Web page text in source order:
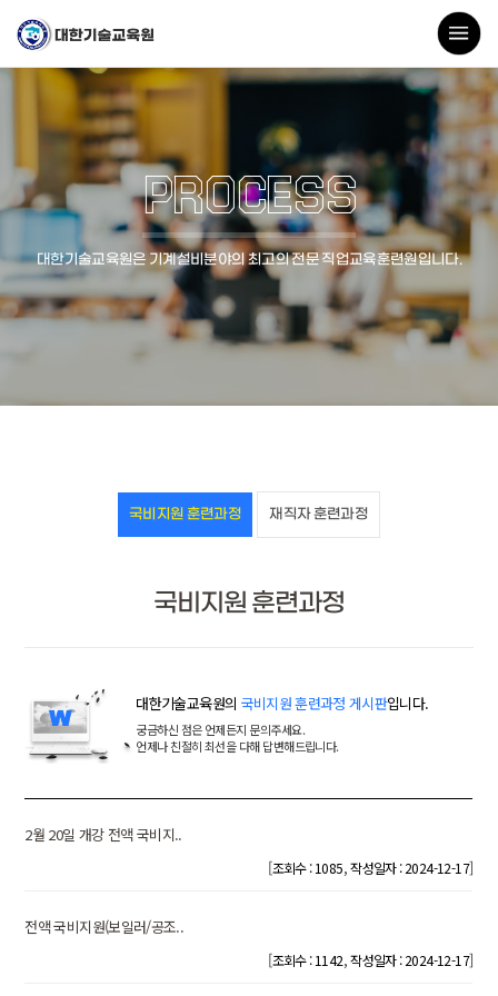
PROCESS
대한기술교육원은 기계설비분야의 최고의 전문 직업교육훈련원입니다.
국비지원 훈련과정 재직자 훈련과정
국비지원 훈련과정
대한기술교육원의 국비지원 훈련과정 게시판입니다.
궁금하신 점은 언제든지 문의주세요.
언제나 친절히 최선을 다해 답변해드립니다.
2월 20일 개강 전액 국비지..
[조회수 : 1085,작성일자 : 2024-12-17]
전액 국비지원(보일러/공조..
[조회수 : 1142,작성일자 : 2024-12-17]